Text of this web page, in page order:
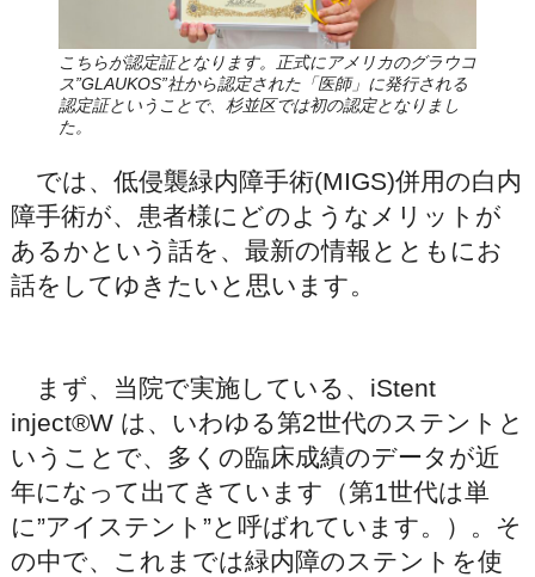
こちらが認定証となります。正式にアメリカのグラウコ
ス”GLAUKOS”社から認定された「医師」に発行される
認定証ということで、杉並区では初の認定となりまし
た。
では、低侵襲緑内障手術(MIGS)併用の白内
障手術が、患者様にどのようなメリットが
あるかという話を、最新の情報とともにお
話をしてゆきたいと思います。
まず、当院で実施している、iStent
inject®W は、いわゆる第2世代のステントと
いうことで、多くの臨床成績のデータが近
年になって出てきています（第1世代は単
に”アイステント”と呼ばれています。）。そ
の中で、これまでは緑内障のステントを使